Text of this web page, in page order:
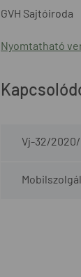
GVH Sajtóiroda
Nyomtatható
Vj-32/